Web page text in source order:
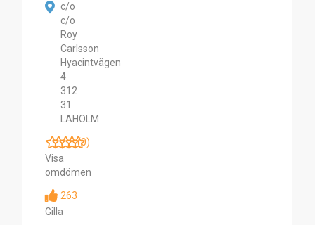
c/o
c/o
Roy
Carlsson
Hyacintvägen
4
312
31
LAHOLM
(0)
Visa
omdömen
263
Gilla